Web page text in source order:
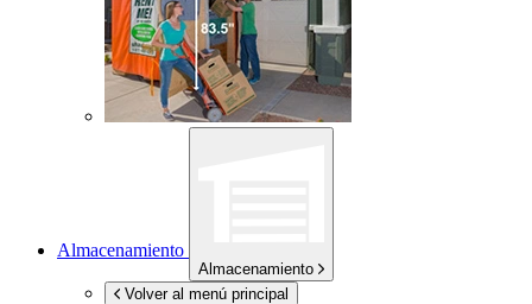
Almacenamiento
Almacenamiento
Volver al menú principal